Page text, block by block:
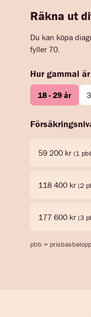
Räkna ut
Du kan köpa
fyller 70.
Hur gammal
18 - 29 år
59 200 kr (1
118 400 kr (2
177 600 kr (3
pbb =